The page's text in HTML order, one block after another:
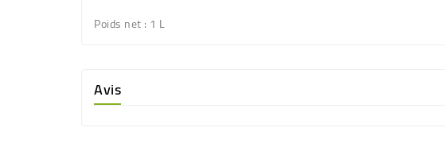
Poids net : 1 L
Avis